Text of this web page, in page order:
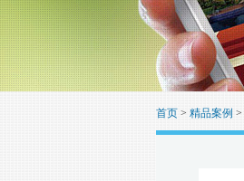
首页 > 精品案例 >